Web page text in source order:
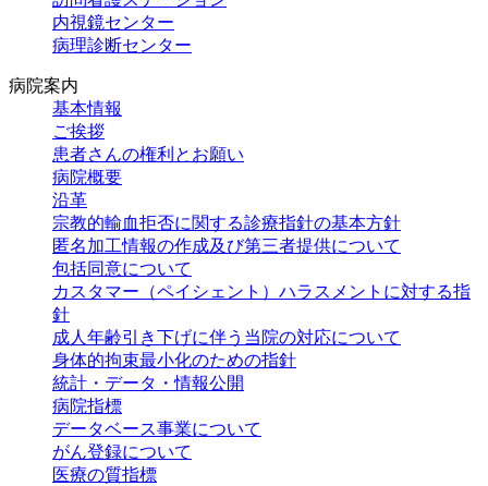
内視鏡センター
病理診断センター
病院案内
基本情報
ご挨拶
患者さんの権利とお願い
病院概要
沿革
宗教的輸血拒否に関する診療指針の基本方針
匿名加工情報の作成及び第三者提供について
包括同意について
カスタマー（ペイシェント）ハラスメントに対する指
針
成人年齢引き下げに伴う当院の対応について
身体的拘束最小化のための指針
統計・データ・情報公開
病院指標
データベース事業について
がん登録について
医療の質指標